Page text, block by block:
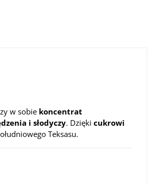
w sobie koncentrat
i słodyczy. Dzięki cukrowi
Teksasu.